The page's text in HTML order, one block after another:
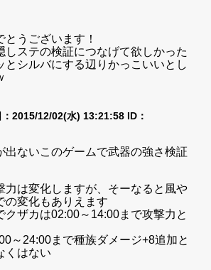
うございます！
しステの検証につなげて欲しかった
とシルバにする辺りかっこいいとし
：2015/12/02(水) 13:21:58 ID：
出ないこのゲームで武器の強さ検証
力は変化しますが、そーなると風や
の変化もありえます
クザカは02:00～14:00まで攻撃力と
～24:00まで種族ダメージ+8追加と
くはない